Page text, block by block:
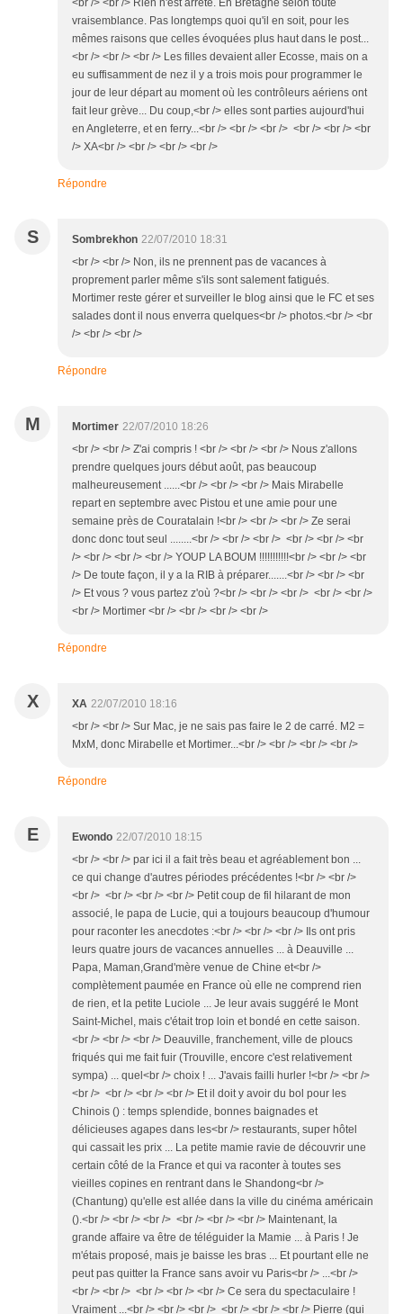
<br /> <br /> Rien n'est arrêté. En Bretagne selon toute
vraisemblance. Pas longtemps quoi qu'il en soit, pour les
mêmes raisons que celles évoquées plus haut dans le post...
<br /> <br /> <br /> Les filles devaient aller Ecosse, mais on a
eu suffisamment de nez il y a trois mois pour programmer le
jour de leur départ au moment où les contrôleurs aériens ont
fait leur grève... Du coup,<br /> elles sont parties aujourd'hui
en Angleterre, et en ferry...<br /> <br /> <br /> <br /> <br /> <br
/> XA<br /> <br /> <br /> <br />
Répondre
S Sombrekhon 22/07/2010 18:31
<br /> <br /> Non, ils ne prennent pas de vacances à
proprement parler même s'ils sont salement fatigués.
Mortimer reste gérer et surveiller le blog ainsi que le FC et ses
salades dont il nous enverra quelques<br /> photos.<br /> <br
/> <br /> <br />
Répondre
M Mortimer 22/07/2010 18:26
<br /> <br /> Z'ai compris ! <br /> <br /> <br /> Nous z'allons
prendre quelques jours début août, pas beaucoup
malheureusement ......<br /> <br /> <br /> Mais Mirabelle
repart en septembre avec Pistou et une amie pour une
semaine près de Couratalain !<br /> <br /> <br /> Ze serai
donc donc tout seul ........<br /> <br /> <br /> <br /> <br /> <br
/> <br /> <br /> <br /> YOUP LA BOUM !!!!!!!!!!!<br /> <br /> <br
/> De toute façon, il y a la RIB à préparer.......<br /> <br /> <br
/> Et vous ? vous partez z'où ?<br /> <br /> <br /> <br /> <br />
<br /> Mortimer <br /> <br /> <br /> <br />
Répondre
X XA 22/07/2010 18:16
<br /> <br /> Sur Mac, je ne sais pas faire le 2 de carré. M2 =
MxM, donc Mirabelle et Mortimer...<br /> <br /> <br /> <br />
Répondre
E Ewondo 22/07/2010 18:15
<br /> <br /> par ici il a fait très beau et agréablement bon ...
ce qui change d'autres périodes précédentes !<br /> <br />
<br /> <br /> <br /> <br /> Petit coup de fil hilarant de mon
associé, le papa de Lucie, qui a toujours beaucoup d'humour
pour raconter les anecdotes :<br /> <br /> <br /> Ils ont pris
leurs quatre jours de vacances annuelles ... à Deauville ...
Papa, Maman,Grand'mère venue de Chine et<br />
complètement paumée en France où elle ne comprend rien
de rien, et la petite Luciole ... Je leur avais suggéré le Mont
Saint-Michel, mais c'était trop loin et bondé en cette saison.
<br /> <br /> <br /> Deauville, franchement, ville de ploucs
friqués qui me fait fuir (Trouville, encore c'est relativement
sympa) ... quel<br /> choix ! ... J'avais failli hurler !<br /> <br />
<br /> <br /> <br /> <br /> Et il doit y avoir du bol pour les
Chinois () : temps splendide, bonnes baignades et
délicieuses agapes dans les<br /> restaurants, super hôtel
qui cassait les prix ... La petite mamie ravie de découvrir une
certain côté de la France et qui va raconter à toutes ses
vieilles copines en rentrant dans le Shandong<br />
(Chantung) qu'elle est allée dans la ville du cinéma américain
().<br /> <br /> <br /> <br /> <br /> <br /> Maintenant, la
grande affaire va être de téléguider la Mamie ... à Paris ! Je
m'étais proposé, mais je baisse les bras ... Et pourtant elle ne
peut pas quitter la France sans avoir vu Paris<br /> ...<br />
<br /> <br /> <br /> <br /> <br /> Ce sera du spectaculaire !
Vraiment ...<br /> <br /> <br /> <br /> <br /> <br /> Pierre (qui